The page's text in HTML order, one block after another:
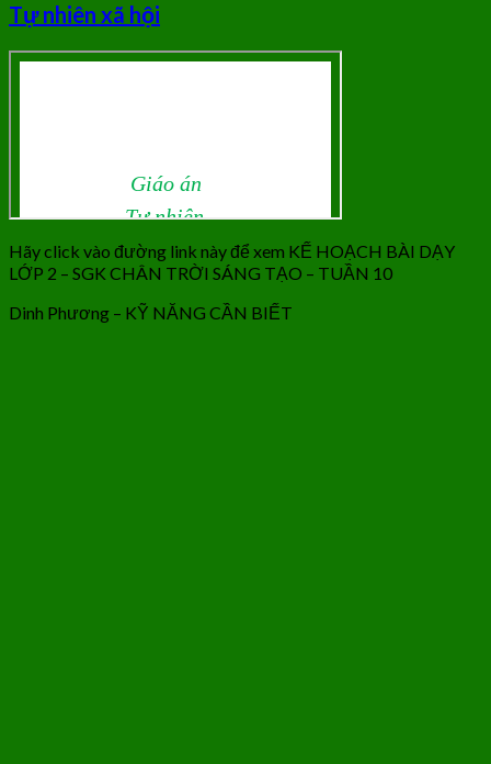
Tự nhiên xã hội
Hãy click vào đường link này để xem KẾ HOẠCH BÀI DẠY
LỚP 2 – SGK CHÂN TRỜI SÁNG TẠO – TUẦN 10
Dinh Phương – KỸ NĂNG CẦN BIẾT